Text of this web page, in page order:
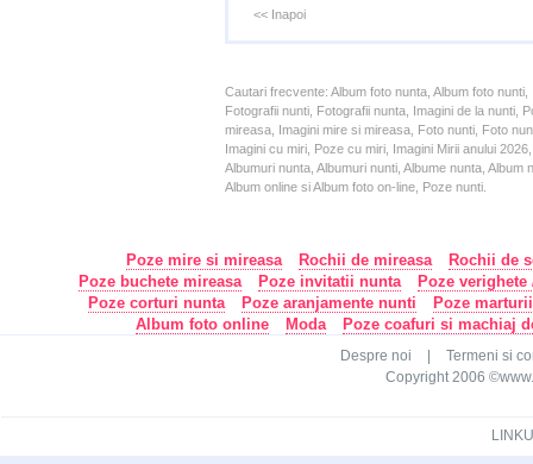
<< Inapoi
Cautari frecvente: Album foto nunta, Album foto
Fotografii nunti, Fotografii nunta, Imagini de la nunti,
mireasa, Imagini mire si mireasa, Foto nunti, Foto
Imagini cu miri, Poze cu miri, Imagini Mirii anului
Albumuri nunta, Albumuri nunti, Albume nunta,
Album online si Album foto on-line, Poze nunti.
Poze mire si mireasa Rochii de mireasa
Rochii de
Poze buchete mireasa
Poze invitatii nunta
Poze
Poze corturi nunta
Poze aranjamente nunti
Poze
Album foto online
Moda Poze coafuri si machiaj
Despre noi
Termeni si
Copyright 2006